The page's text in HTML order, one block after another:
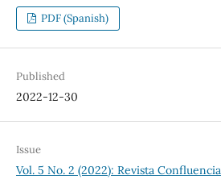
PDF (Spanish)
Published
2022-12-30
Issue
Vol. 5 No. 2 (2022): Revista Confluencia